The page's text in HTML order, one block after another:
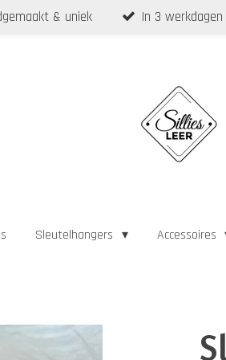
& uniek In 3
Sleutelhangers Accessoires